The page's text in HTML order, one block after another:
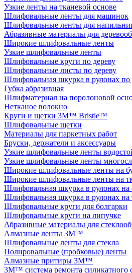
Узкие ленты на тканевой основе
Шлифовальные ленты для машинок
Шлифовальные ленты для
Абразивные материалы для
Широкие шлифовальные ленты
Узкие шлифовальные ленты
Шлифовальные круги по дереву
Шлифовальные листы по дереву
Шлифовальная шкурка в рулонах по
Губка абразивная
Шлифматериал на поролоновой
Нетканое волокно
Круги и щетки 3M™ Bristle™
Шлифовальные щетки
Материалы для паркетных работ
Бруски, держатели и аксессуары
Узкие шлифовальные ленты
Узкие шлифовальные ленты
Широкие шлифовальные ленты на
Широкие шлифовальные ленты на
Шлифовальная шкурка в рулонах на
Шлифовальная шкурка в рулонах на
Шлифовальные круги для болгарки
Шлифовальные круги на липучке
Абразивные материалы для
Алмазные ленты 3M™
Шлифовальные ленты для стекла
Полировальные (пробковые) ленты
Алмазные притиры 3M™
3M™ cистема ремонта силикатного